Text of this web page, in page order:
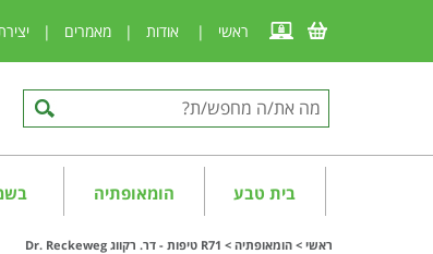
ראשי | אודות | מאמרים |
בית טבע הומאופתיה
ראשי > הומאופתיה > R71 טיפות - דר. רקווג Dr. Reckeweg